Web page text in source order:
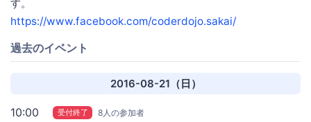
す。
https://www.facebook.com/coderdojo.sakai/
過去のイベント
2016-08-21（日）
10:00 受付終了 8人の参加者